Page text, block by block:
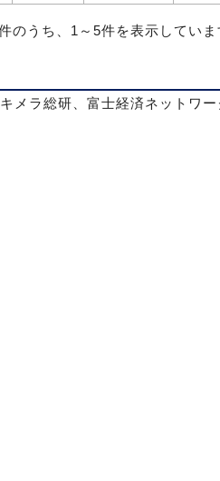
のうち、1～5件を表示していま
メラ総研、富士経済ネットワー